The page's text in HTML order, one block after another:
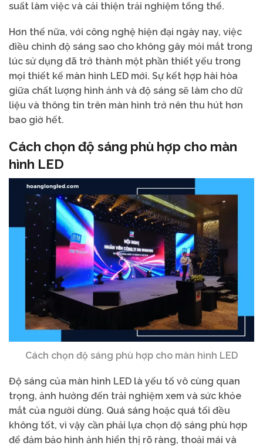
suất làm việc và cải thiện trải nghiệm tổng thể.
Hơn thế nữa, với công nghệ hiện đại ngày nay, việc
điều chỉnh độ sáng sao cho không gây mỏi mắt trong
lúc sử dụng đã trở thành một phần thiết yếu trong
mọi thiết kế màn hình LED mới. Sự kết hợp hài hòa
giữa chất lượng hình ảnh và độ sáng sẽ làm cho dữ
liệu và thông tin trên màn hình trở nên thu hút hơn
bao giờ hết.
Cách chọn độ sáng phù hợp cho màn
hình LED
Cách chọn độ sáng phù hợp cho màn hình LED
Độ sáng của màn hình LED là yếu tố vô cùng quan
trọng, ảnh hưởng đến trải nghiệm xem và sức khỏe
mắt của người dùng. Quá sáng hoặc quá tối đều
không tốt, vì vậy cần phải lựa chọn độ sáng phù hợp
để đảm bảo hình ảnh hiển thị rõ ràng, thoải mái và